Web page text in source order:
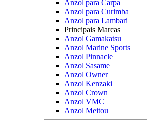
Anzol para Carpa
Anzol para Curimba
Anzol para Lambari
Principais Marcas
Anzol Gamakatsu
Anzol Marine Sports
Anzol Pinnacle
Anzol Sasame
Anzol Owner
Anzol Kenzaki
Anzol Crown
Anzol VMC
Anzol Meitou